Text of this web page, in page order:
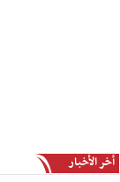
أخر الأخبار